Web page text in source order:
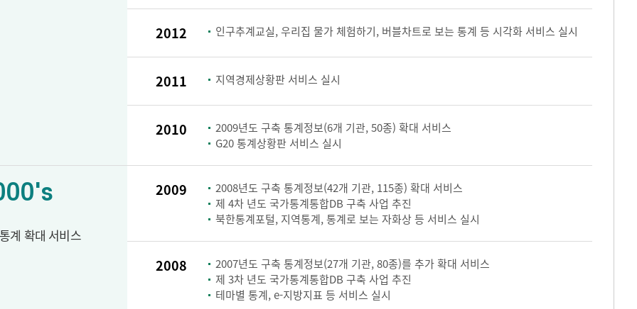
2012 인구추계교실, 우리집 물가 체험하기, 버블차트로 보는 통계 등 시각화 서비스 실시
2011 지역경제상황판 서비스 실시
2010
2009년도 구축 통계정보(6개 기관, 50종) 확대 서비스
G20 통계상황판 서비스 실시
계 확대 서비스
2009
2008년도 구축 통계정보(42개 기관, 115종) 확대 서비스
제 4차 년도 국가통계통합DB 구축 사업 추진
북한통계포털, 지역통계, 통계로 보는 자화상 등 서비스 실시
2008
2007년도 구축 통계정보(27개 기관, 80종)를 추가 확대 서비스
제 3차 년도 국가통계통합DB 구축 사업 추진
테마별 통계, e-지방지표 등 서비스 실시